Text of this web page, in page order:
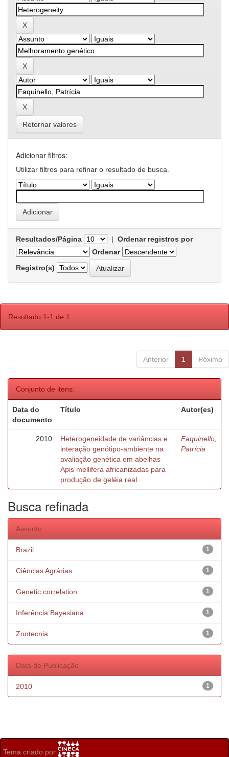
Retornar valores
Adicionar filtros:
Utilizar filtros para refinar o resultado de busca.
Resultados/Página | Ordenar registros por
Ordenar
Registro(s)
Resultado 1-1 de 1.
Anterior 1 Póximo
Conjunto de itens:
Data do
documento
Título Autor(es)
2010
Heterogeneidade de variâncias e
interação genótipo-ambiente na
avaliação genética em abelhas
Apis mellifera africanizadas para
produção de geléia real
Faquinello,
Patrícia
Busca refinada
Assunto
1
Brazil.
1
Ciências Agrárias
1
Genetic correlation
1
Inferência Bayesiana
1
Zootecnia
Data de Publicação
1
2010
Tema criado por